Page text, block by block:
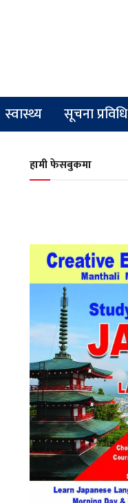
स्वास्थ्य सूचना प्रविधि
हामी फेसबुकमा